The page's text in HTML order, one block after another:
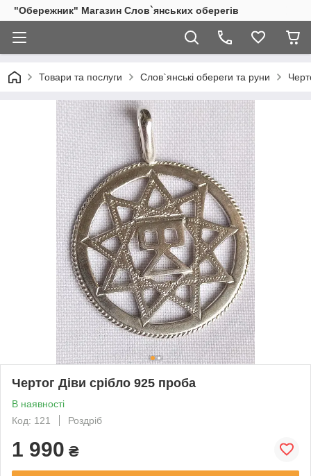
"Обережник" Магазин Слов`янських оберегів
Товари та послуги Слов`янські обереги та руни
Чертог Діви срібло 925 проба
В наявності
Код: 121
Роздріб
1 990 ₴